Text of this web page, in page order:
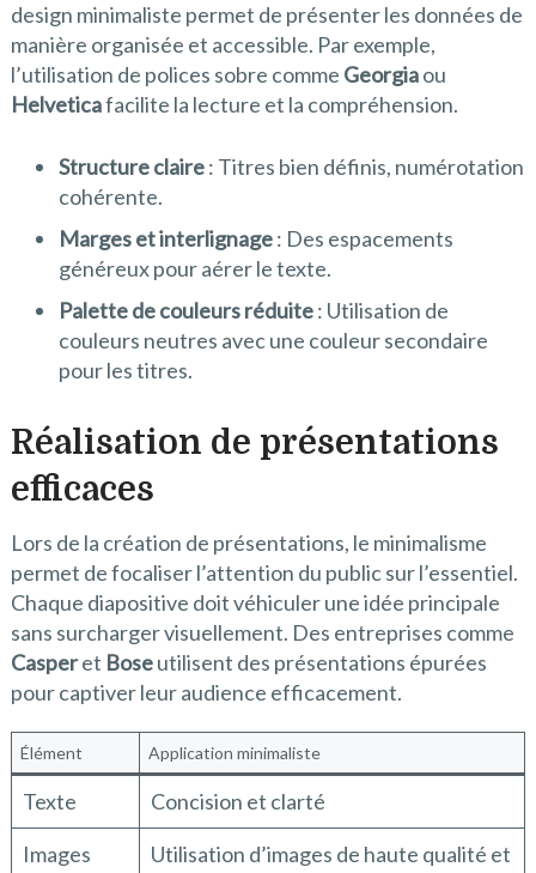
design minimaliste permet de présenter les données de
manière organisée et accessible. Par exemple,
l’utilisation de polices sobre comme Georgiaou
Helveticafacilite la lecture et la compréhension.
Structure claire: Titres bien définis, numérotation
cohérente.
Marges et interlignage: Des espacements
généreux pour aérer le texte.
Palette de couleurs réduite: Utilisation de
couleurs neutres avec une couleur secondaire
pour les titres.
Réalisation de présentations
efficaces
Lors de la création de présentations, le minimalisme
permet de focaliser l’attention du public sur l’essentiel.
Chaque diapositive doit véhiculer une idée principale
sans surcharger visuellement. Des entreprises comme
Casperet Boseutilisent des présentations épurées
pour captiver leur audience efficacement.
Élément Application minimaliste
Texte
Concision et clarté
Images
Utilisation d’images de haute qualité et